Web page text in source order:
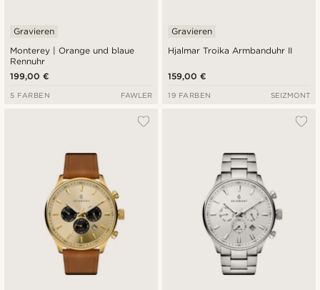
Monterey | Orange und blaue
Rennuhr
Gravieren
199,00 €
5 FARBEN FAWLER
Hjalmar Troika Armbanduhr II
Gravieren
159,00 €
19 FARBEN SEIZMONT